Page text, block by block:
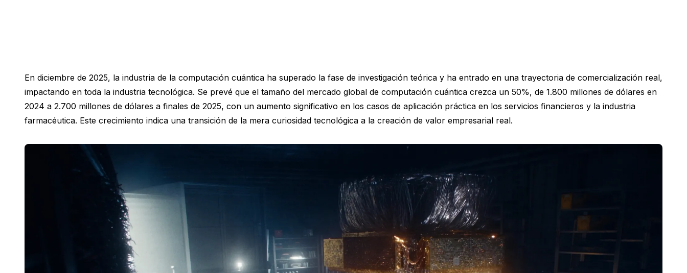
En diciembre de 2025, la industria de la computación cuántica ha superado la fase de investigación teórica y ha entrado en una trayectoria de comercialización real,
impactando en toda la industria tecnológica. Se prevé que el tamaño del mercado global de computación cuántica crezca un 50%, de 1.800 millones de dólares en
2024 a 2.700 millones de dólares a finales de 2025, con un aumento significativo en los casos de aplicación práctica en los servicios financieros y la industria
farmacéutica. Este crecimiento indica una transición de la mera curiosidad tecnológica a la creación de valor empresarial real.